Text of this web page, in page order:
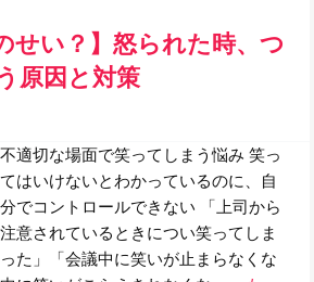
せい？】怒られた時、つ
原因と対策
不適切な場面で笑ってしまう悩み 笑っ
てはいけないとわかっているのに、自
分でコントロールできない 「上司から
注意されているときについ笑ってしま
った」「会議中に笑いが止まらなくな